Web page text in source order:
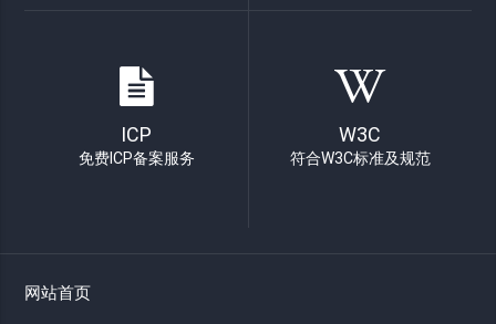
ICP
免费ICP备案服务
W3C
符合W3C标准及规范
网站首页